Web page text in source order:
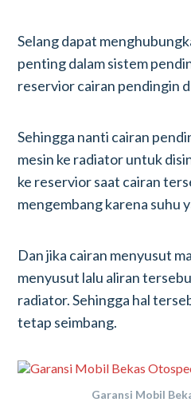
Selang dapat
penting dalam sistem
reservior cairan pendingin
Sehingga nanti cairan
mesin ke radiator untuk
ke reservior saat cairan
mengembang karena suhu
Dan jika cairan menyusut
menyusut lalu aliran
radiator. Sehingga hal
tetap seimbang.
Garansi Mobil